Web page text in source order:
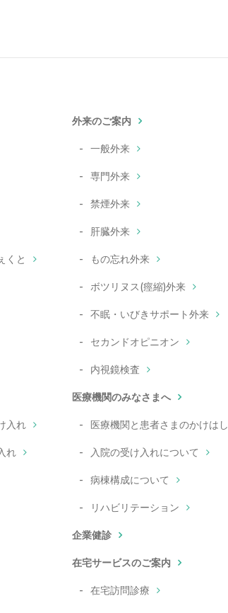
くと
入れ
れ
外来のご案内
一般外来
専門外来
禁煙外来
肝臓外来
もの忘れ外来
ボツリヌス(痙縮)外来
不眠・いびきサポート外来
セカンドオピニオン
内視鏡検査
医療機関のみなさまへ
医療機関と患者さまのかけはし
入院の受け入れについて
病棟構成について
リハビリテーション
企業健診
在宅サービスのご案内
在宅訪問診療